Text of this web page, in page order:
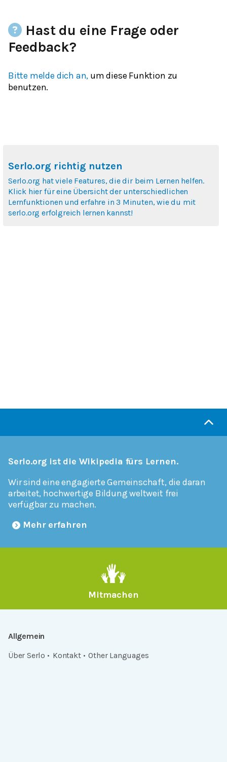
Hast du eine Frage oder
Feedback?
Bitte melde dich an, um diese Funktion zu
benutzen.
Serlo.org richtig nutzen
Serlo.org hat viele Features, die dir beim Lernen helfen.
Klick hier für eine Übersicht der unterschiedlichen
Lernfunktionen und erfahre in 3 Minuten, wie du mit
serlo.org erfolgreich lernen kannst!
Serlo.org ist die Wikipedia fürs Lernen.
Wir sind eine engagierte Gemeinschaft, die daran
arbeitet, hochwertige Bildung weltweit frei
verfügbar zu machen.
Mehr erfahren
Mitmachen
Allgemein
Über Serlo
Kontakt Other Languages